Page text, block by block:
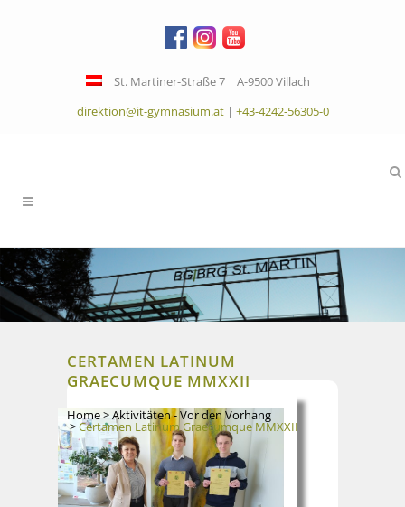
| St. Martiner-Straße 7 | A-9500 Villach |
direktion@it-gymnasium.at| +43-4242-56305-0
CERTAMEN LATINUM
GRAECUMQUE MMXXII
Home>Aktivitäten - Vor den Vorhang
>Certamen Latinum Graecumque MMXXII